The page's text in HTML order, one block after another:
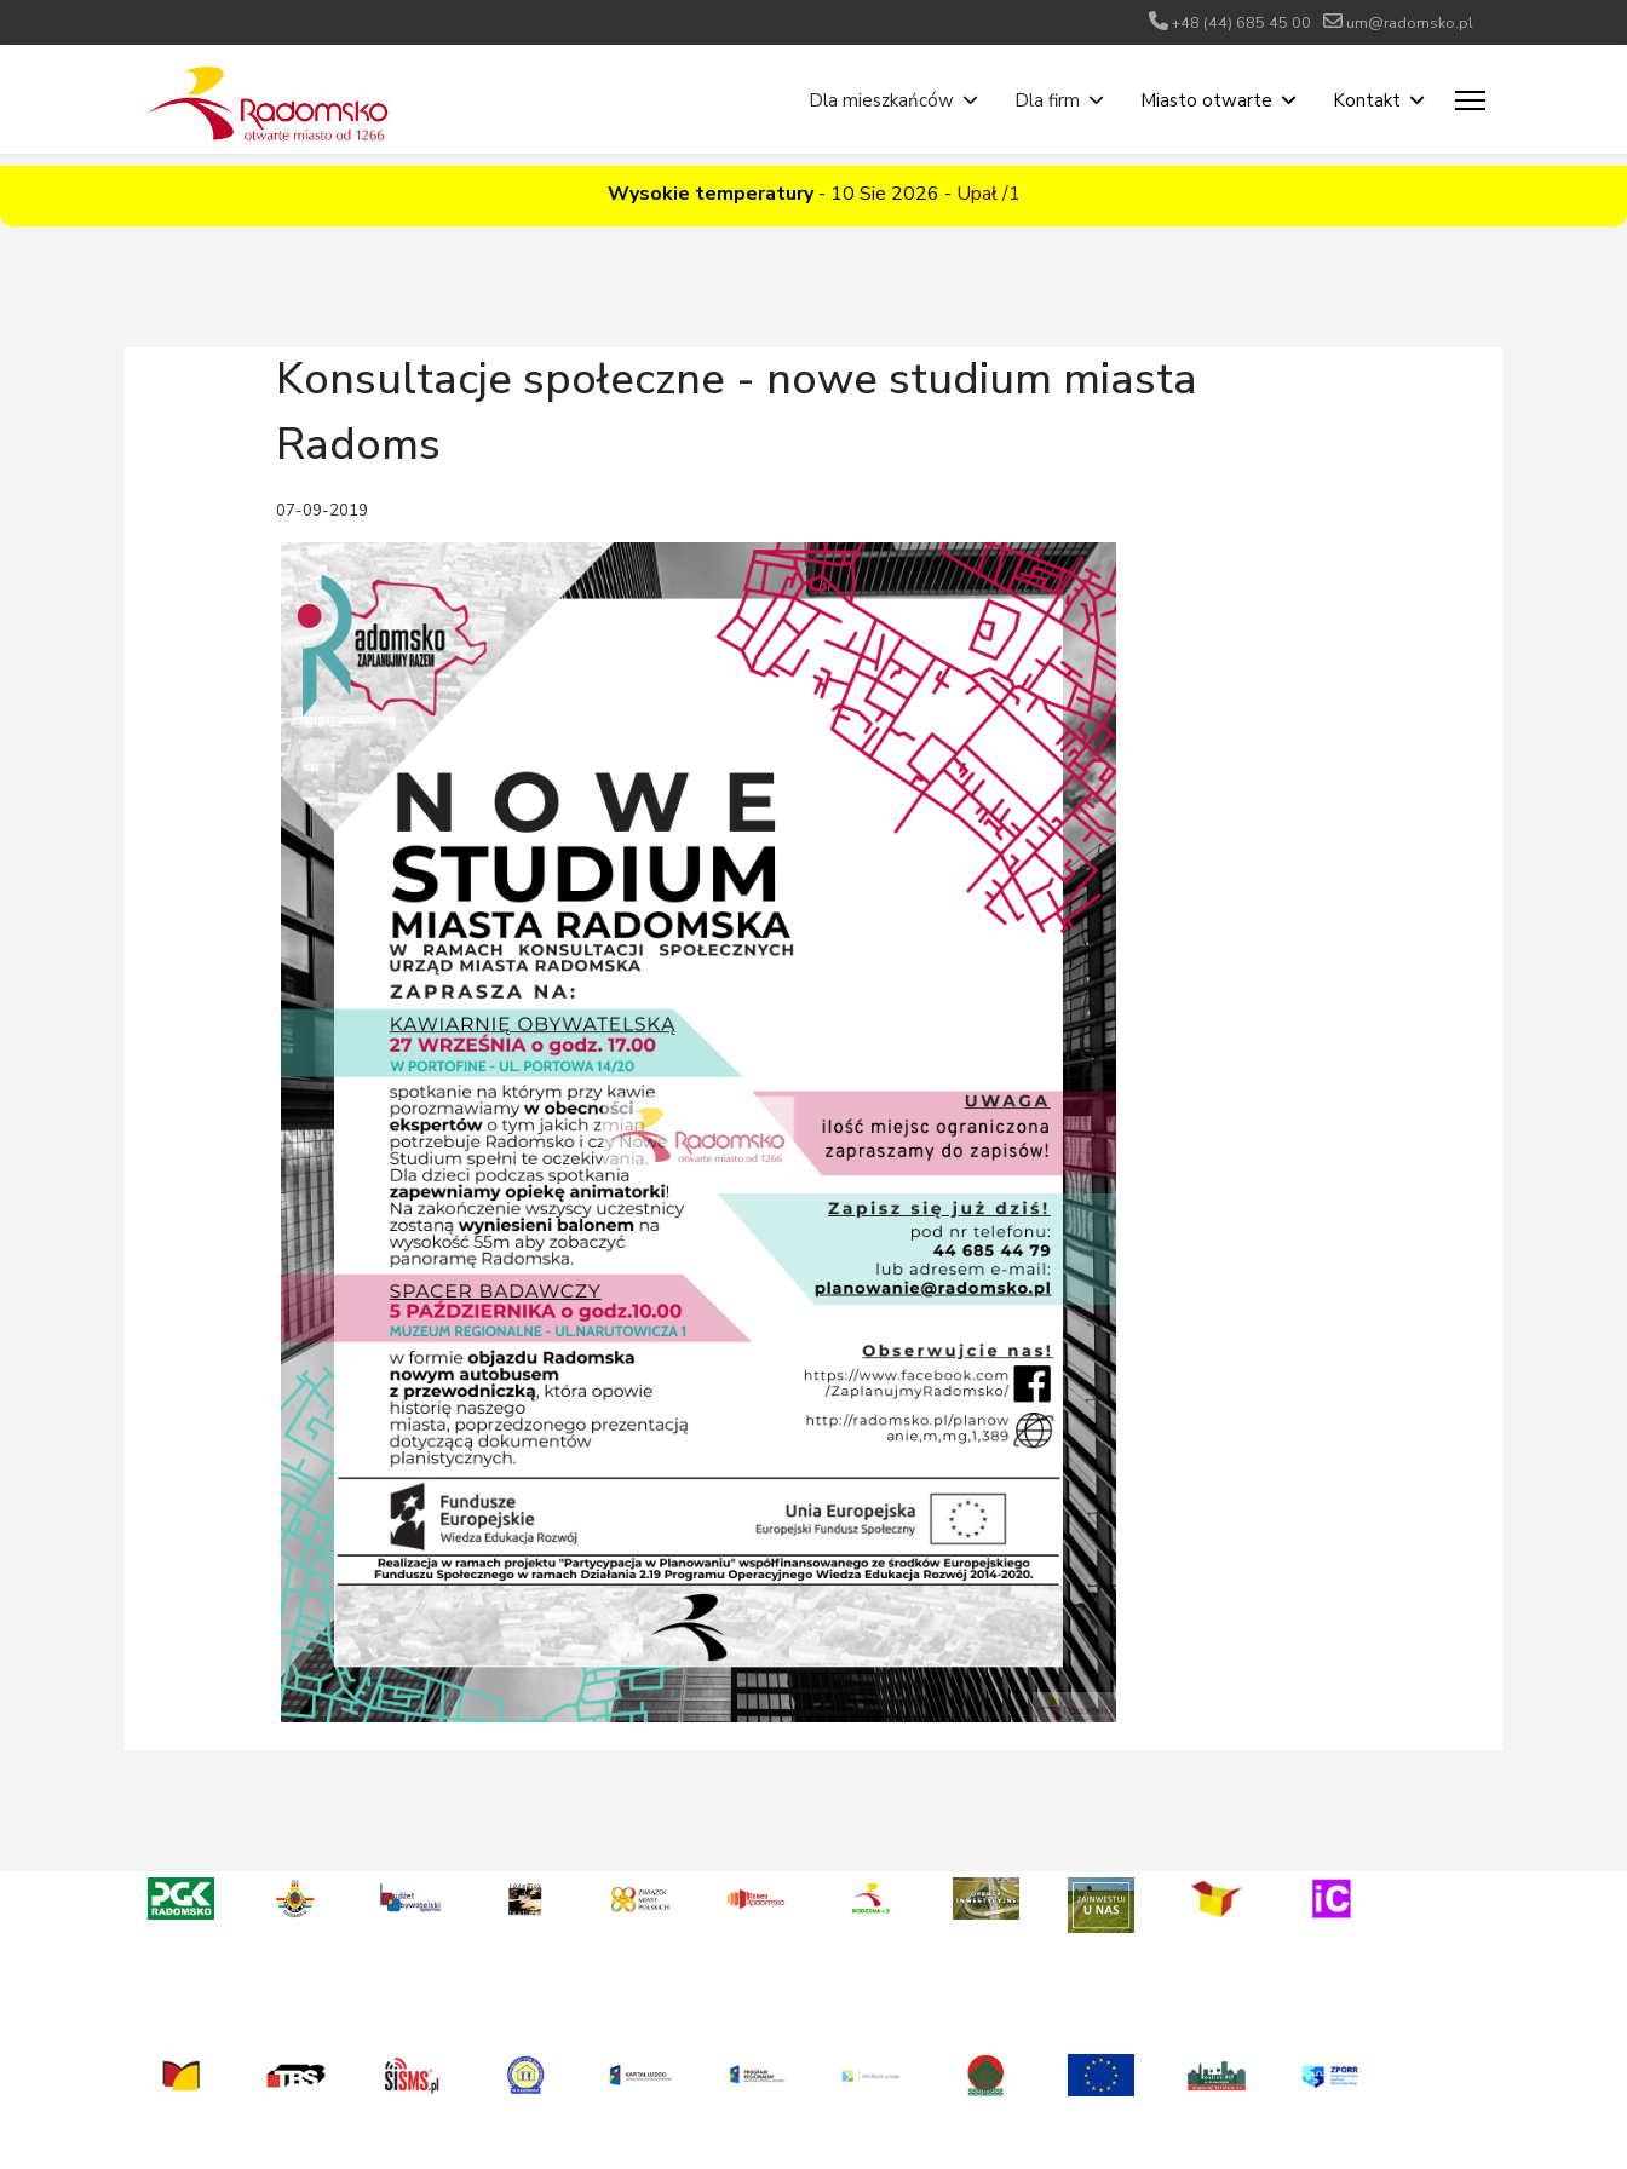
+48 (44) 685 45 00 um@radomsko.pl
Dla mieszkańców Dla firm Miasto otwarte Kontakt
Wysokie temperatury- 10 Sie 2026 - Upał /1
Konsultacje społeczne - nowe studium miasta
Radoms
07-09-2019